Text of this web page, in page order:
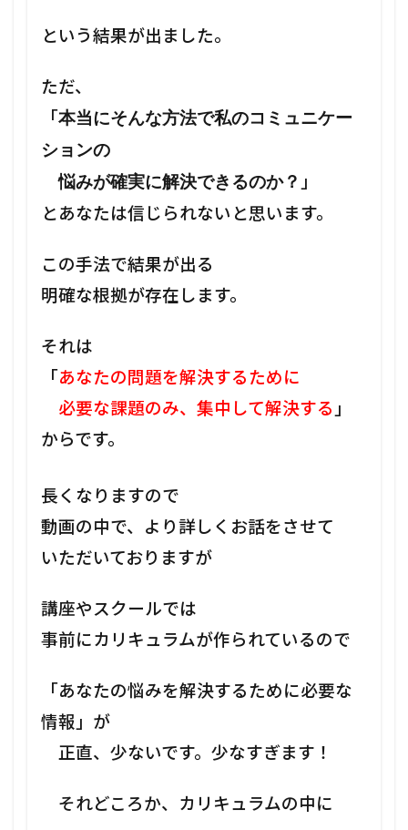
という結果が出ました。
ただ、
「本当にそんな方法で私のコミュニケー
ションの
悩みが確実に解決できるのか？ 」
とあなたは信じられないと思います。
この手法で結果が出る
明確な根拠が存在します。
それは
「あなたの問題を解決するために
必要な課題のみ、集中して解決する 」
からです。
長くなりますので
動画の中で、より詳しくお話をさせて
いただいておりますが
講座やスクールでは
事前にカリキュラムが作られているので
「あなたの悩みを解決するために必要な
情報」が
正直、少ないです。少なすぎます！
それどころか、カリキュラムの中に